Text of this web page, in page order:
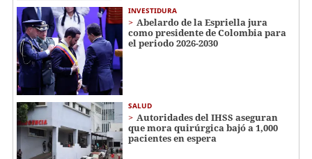
INVESTIDURA
Abelardo de la Espriella jura
como presidente de Colombia para
el periodo 2026-2030
SALUD
Autoridades del IHSS aseguran
que mora quirúrgica bajó a 1,000
pacientes en espera